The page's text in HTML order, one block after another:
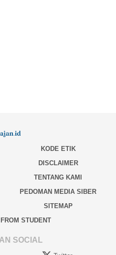
KODE ETIK
DISCLAIMER
TENTANG KAMI
PEDOMAN MEDIA SIBER
SITEMAP
STUDENT
SOCIAL